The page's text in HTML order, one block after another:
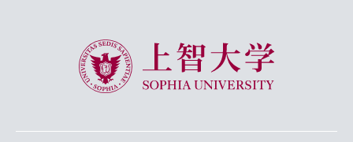
上智大学 Sophia University